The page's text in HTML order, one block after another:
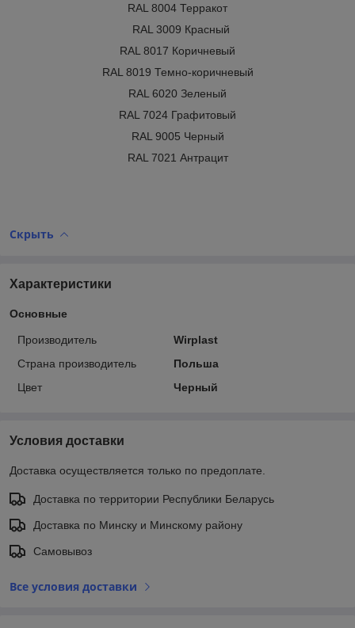
RAL 8004 Терракот
RAL 3009 Красный
RAL 8017 Коричневый
RAL 8019 Темно-коричневый
RAL 6020 Зеленый
RAL 7024 Графитовый
RAL 9005 Черный
RAL 7021 Антрацит
Скрыть
Характеристики
Основные
Производитель
Wirplast
Страна производитель
Польша
Цвет
Черный
Условия доставки
Доставка осуществляется только по предоплате.
Доставка по территории Республики Беларусь
Доставка по Минску и Минскому району
Самовывоз
Все условия доставки